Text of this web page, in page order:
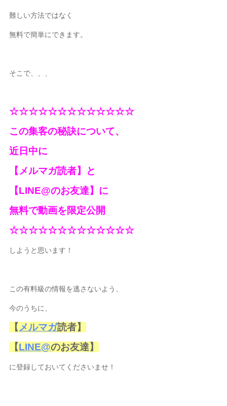
難しい方法ではなく
無料で簡単にできます。
そこで、、、
☆☆☆☆☆☆☆☆☆☆☆☆☆
この集客の秘訣について、
近日中に
【メルマガ読者】と
【LINE@のお友達】に
無料で動画を限定公開
☆☆☆☆☆☆☆☆☆☆☆☆☆
しようと思います！
この有料級の情報を逃さないよう、
今のうちに、
【 メルマガ読者】
【LINE@のお友達】
に登録しておいてくださいませ！